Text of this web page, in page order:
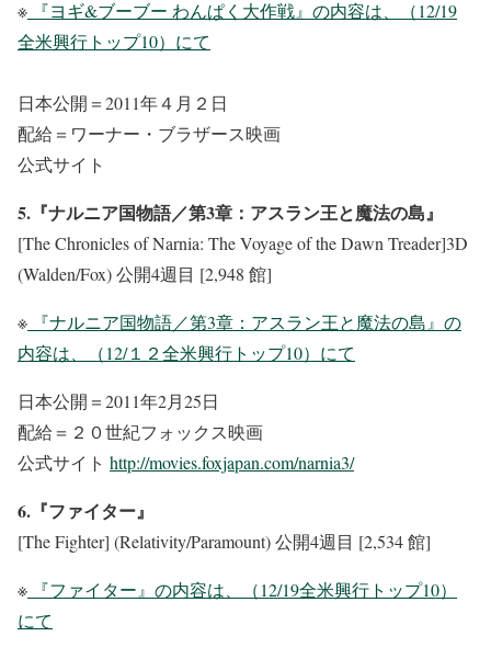
※ 『ヨギ&ブーブー わんぱく大作戦』の内容は、（12/19
全米興行トップ10）にて
日本公開＝2011年４月２日
配給＝ワーナー・ブラザース映画
公式サイト
5.『ナルニア国物語／第3章：アスラン王と魔法の島』
[The Chronicles of Narnia: The Voyage of the Dawn Treader]3D
(Walden/Fox) 公開4週目 [2,948 館]
※ 『ナルニア国物語／第3章：アスラン王と魔法の島』の
内容は、（12/１２全米興行トップ10）にて
日本公開＝2011年2月25日
配給＝２０世紀フォックス映画
公式サイト http://movies.foxjapan.com/narnia3/
6.『ファイター』
[The Fighter] (Relativity/Paramount) 公開4週目 [2,534 館]
※ 『ファイター』の内容は、（12/19全米興行トップ10）
にて